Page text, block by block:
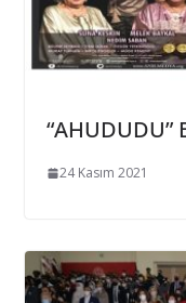
“AHUDUDU”
24 Kasım 2021